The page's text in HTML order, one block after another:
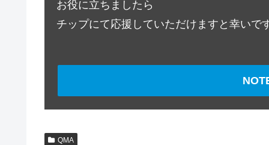
お役に立ちましたら
チップにて応援していただけますと幸いです
QMA